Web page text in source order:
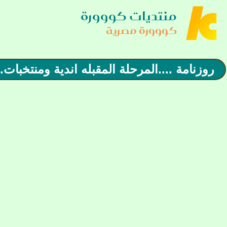
منتديات كووورة
كووورة مصرية
روزنامة ....المرحلة المقبله اندية